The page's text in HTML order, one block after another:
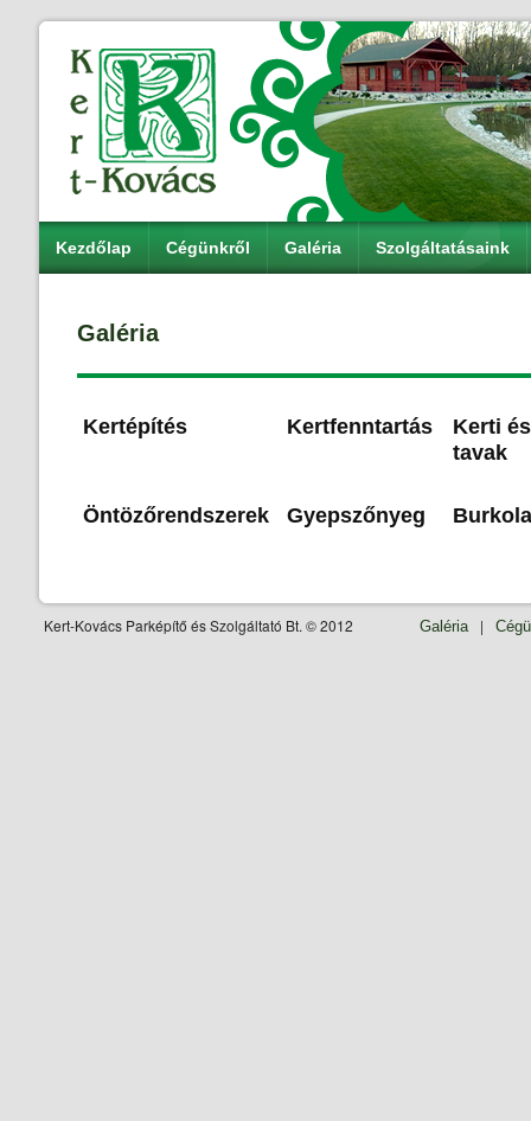
Kezdőlap Cégünkről Galéria Szolgáltatásaink
Galéria
Kertépítés Kertfenntartás
Kerti
tavak
Öntözőrendszerek Gyepszőnyeg
Kert-Kovács Parképítő és Szolgáltató Bt. © 2012 |
Galéria